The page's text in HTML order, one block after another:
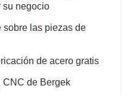
su negocio
sobre las piezas de
de acero gratis
CNC de Bergek